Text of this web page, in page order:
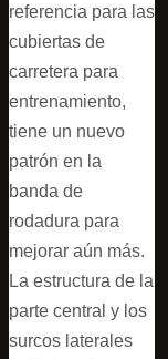
referencia para las
cubiertas de
carretera para
entrenamiento,
tiene un nuevo
patrón en la
banda de
rodadura para
mejorar aún más.
La estructura de la
parte central y los
surcos laterales